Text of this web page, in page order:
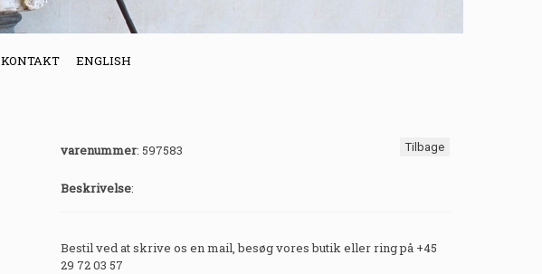
KONTAKT ENGLISH
Tilbage
varenummer: 597583
Beskrivelse:
Bestil ved at skrive os en mail, besøg vores butik eller ring på +45
29 72 03 57